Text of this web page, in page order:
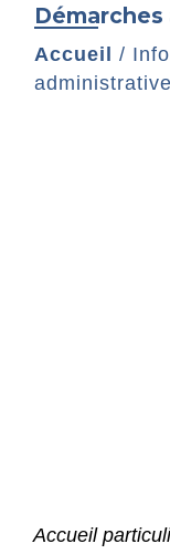
Accueil /
Accueil